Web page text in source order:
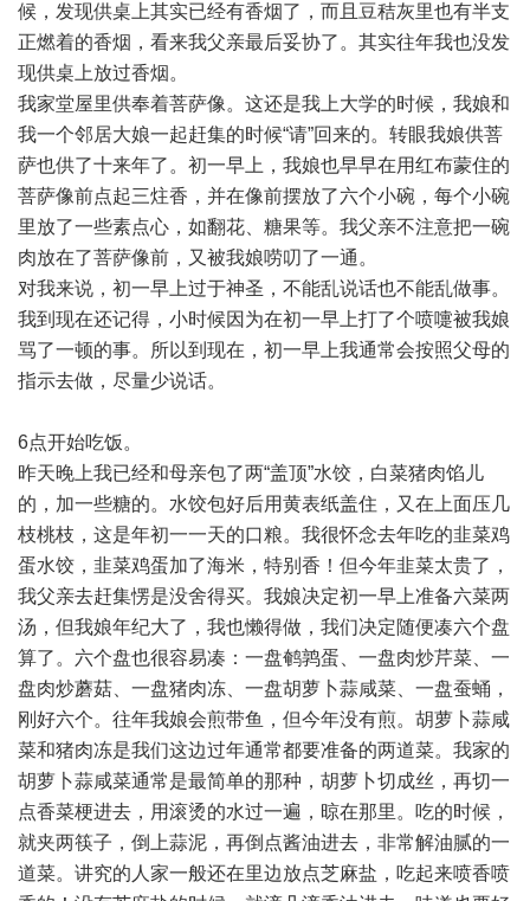
候，发现供桌上其实已经有香烟了，而且豆秸灰里也有半支
正燃着的香烟，看来我父亲最后妥协了。其实往年我也没发
现供桌上放过香烟。
我家堂屋里供奉着菩萨像。这还是我上大学的时候，我娘和
我一个邻居大娘一起赶集的时候“请”回来的。转眼我娘供菩
萨也供了十来年了。初一早上，我娘也早早在用红布蒙住的
菩萨像前点起三炷香，并在像前摆放了六个小碗，每个小碗
里放了一些素点心，如翻花、糖果等。我父亲不注意把一碗
肉放在了菩萨像前，又被我娘唠叨了一通。
对我来说，初一早上过于神圣，不能乱说话也不能乱做事。
我到现在还记得，小时候因为在初一早上打了个喷嚏被我娘
骂了一顿的事。所以到现在，初一早上我通常会按照父母的
指示去做，尽量少说话。
6点开始吃饭。
昨天晚上我已经和母亲包了两“盖顶”水饺，白菜猪肉馅儿
的，加一些糖的。水饺包好后用黄表纸盖住，又在上面压几
枝桃枝，这是年初一一天的口粮。我很怀念去年吃的韭菜鸡
蛋水饺，韭菜鸡蛋加了海米，特别香！但今年韭菜太贵了，
我父亲去赶集愣是没舍得买。我娘决定初一早上准备六菜两
汤，但我娘年纪大了，我也懒得做，我们决定随便凑六个盘
算了。六个盘也很容易凑：一盘鹌鹑蛋、一盘肉炒芹菜、一
盘肉炒蘑菇、一盘猪肉冻、一盘胡萝卜蒜咸菜、一盘蚕蛹，
刚好六个。往年我娘会煎带鱼，但今年没有煎。胡萝卜蒜咸
菜和猪肉冻是我们这边过年通常都要准备的两道菜。我家的
胡萝卜蒜咸菜通常是最简单的那种，胡萝卜切成丝，再切一
点香菜梗进去，用滚烫的水过一遍，晾在那里。吃的时候，
就夹两筷子，倒上蒜泥，再倒点酱油进去，非常解油腻的一
道菜。讲究的人家一般还在里边放点芝麻盐，吃起来喷香喷